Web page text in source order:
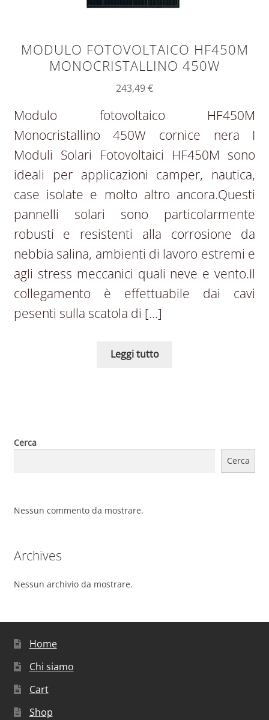
MODULO FOTOVOLTAICO HF450M
MONOCRISTALLINO 450W
243,49€
Modulo fotovoltaico HF450M
Monocristallino 450W cornice nera I
Moduli Solari Fotovoltaici HF450M sono
ideali per applicazioni camper, nautica,
case isolate e molto altro ancora.Questi
pannelli solari sono particolarmente
robusti e resistenti alla corrosione da
nebbia salina, ambienti di lavoro estremi e
agli stress meccanici quali neve e vento.Il
collegamento è effettuabile dai cavi
pesenti sulla scatola di […]
Leggi tutto
Cerca
Cerca
Nessun commento da mostrare.
Archives
Nessun archivio da mostrare.
Home
Chi siamo
Cart
Shop